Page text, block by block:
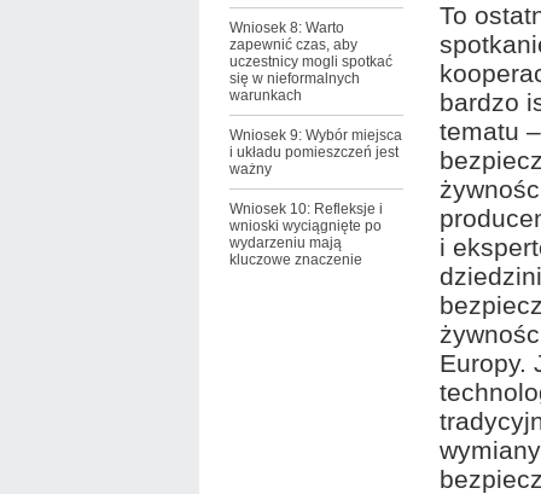
Wniosek 8: Warto
zapewnić czas, aby
uczestnicy mogli spotkać
się w nieformalnych
warunkach
Wniosek 9: Wybór miejsca
i układu pomieszczeń jest
ważny
Wniosek 10: Refleksje i
wnioski wyciągnięte po
wydarzeniu mają
kluczowe znaczenie
To
bardzo
tematu –
i
Europy.